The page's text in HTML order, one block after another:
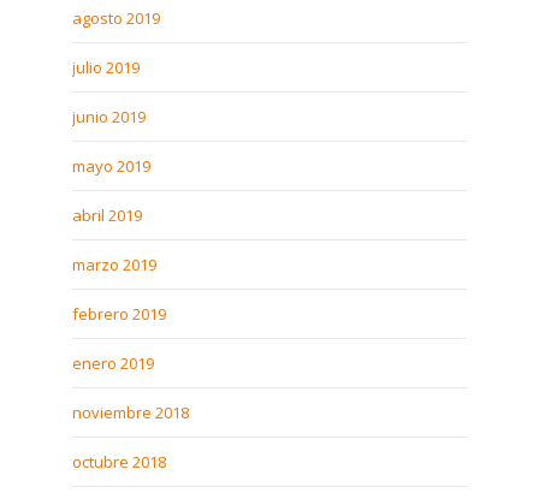
agosto 2019
julio 2019
junio 2019
mayo 2019
abril 2019
marzo 2019
febrero 2019
enero 2019
noviembre 2018
octubre 2018